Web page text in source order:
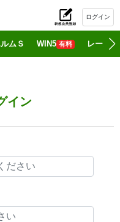
ログイン
ムＳ WIN5 有料 レース
イン